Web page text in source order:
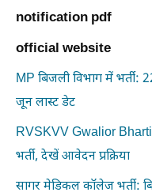
notification pdf
official website
MP बिजली विभाग में भर्ती:
जून लास्ट डेट
RVSKVV Gwalior Bharti:
भर्ती, देखें आवेदन प्रक्रिया
सागर मेडिकल कॉलेज भर्ती: